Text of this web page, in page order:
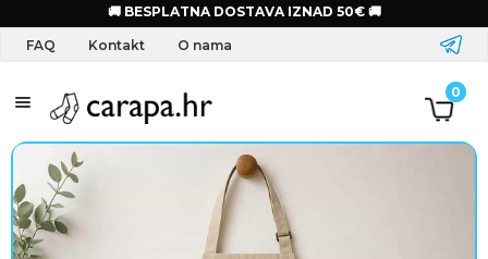
🚚 BESPLATNA DOSTAVA IZNAD 50€ 🚚
FAQ Kontakt O nama
0
S
a